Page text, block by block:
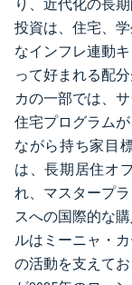
り、近代化の長
投資は、住宅、
なインフレ連動
って好まれる配
カの一部では、
住宅プログラム
ながら持ち家目
は、長期居住オ
れ、マスタープ
スへの国際的な
ルはミーニャ・
の活動を支えて